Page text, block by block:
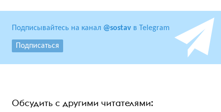
Подписывайтесь на канал @sostav в Telegram
Подписаться
Обсудить с другими читателями: